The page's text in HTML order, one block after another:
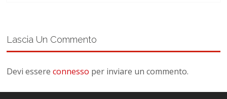
Lascia Un Commento
Devi essereconnesso per inviare un commento.